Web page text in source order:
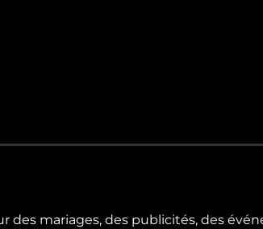
des mariages, des publicités, des